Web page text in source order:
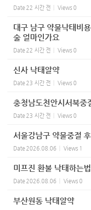
Date 22 시간 전 Views 0
대구 남구 약물낙태비
술 얼마인가요
Date 22 시간 전 Views 0
신사 낙태알약
Date 23 시간 전 Views 0
충청남도천안시서북중
Date 23 시간 전 Views 0
서울강남구 약물중절
Date 2026.08.06 Views 1
미프진 환불 낙태하는법
Date 2026.08.06 Views 0
부산원동 낙태알약